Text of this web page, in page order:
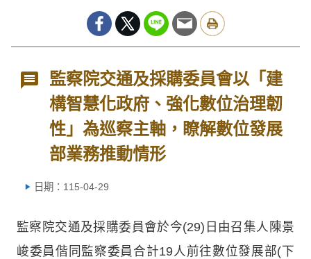
監察院交通及採購委員會以「建
構智慧化政府、強化數位治理韌
性」為巡察主軸，瞭解數位發展
部業務推動情形
日期：115-04-29
監察院交通及採購委員會於今(29)日由召集人陳景
峻委員偕同監察委員合計19人前往數位發展部(下